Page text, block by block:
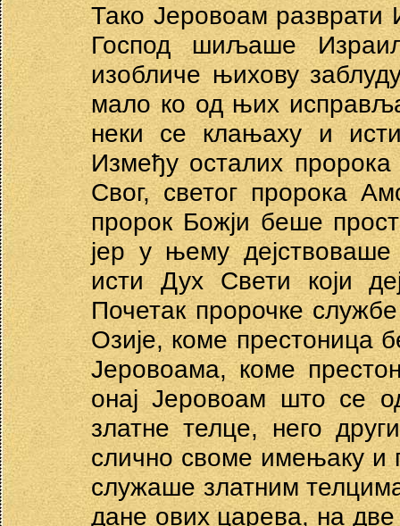
Тако Јеровоам
Господ шиљаше
изобличе њихову
мало ко од њих
неки се клањаху и
Између осталих
Свог, светог пророка
пророк Божји беше
јер у њему
исти Дух Свети који
Почетак пророчке
Озије, коме престоница
Јеровоама, коме
онај Јеровоам што се
златне телце, него
слично своме имењаку и
служаше златним
дане ових царева, на